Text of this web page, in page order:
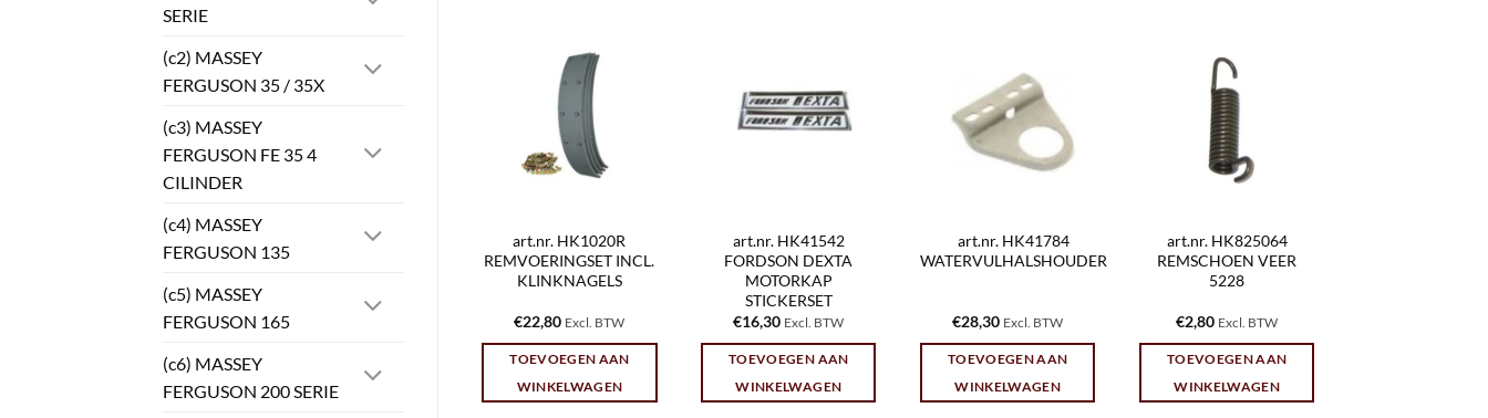
SERIE
(c2) MASSEY
FERGUSON 35 / 35X
(c3) MASSEY
FERGUSON FE 35 4
CILINDER
(c4) MASSEY
FERGUSON 135
(c5) MASSEY
FERGUSON 165
(c6) MASSEY
FERGUSON 200 SERIE
art.nr. HK1020R
REMVOERINGSET INCL.
KLINKNAGELS
€22,80 Excl. BTW
TOEVOEGEN AAN
WINKELWAGEN
art.nr. HK41542
FORDSON DEXTA
MOTORKAP
STICKERSET
€16,30 Excl. BTW
TOEVOEGEN AAN
WINKELWAGEN
art.nr. HK41784
WATERVULHALSHOUDER
€28,30 Excl. BTW
TOEVOEGEN AAN
WINKELWAGEN
art.nr. HK825064
REMSCHOEN VEER
5228
€2,80 Excl. BTW
TOEVOEGEN AAN
WINKELWAGEN